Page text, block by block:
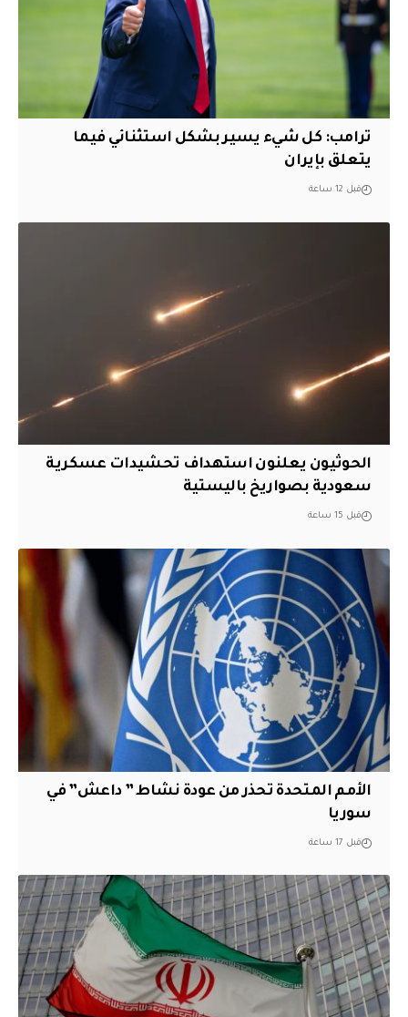
ترامب: كل شيء يسير بشكل استثنائي فيما
يتعلق بإيران
قبل 12 ساعة
الحوثيون يعلنون استهداف تحشيدات عسكرية
سعودية بصواريخ باليستية
قبل 15 ساعة
الأمم المتحدة تحذر من عودة نشاط ” داعش” في
سوريا
قبل 17 ساعة